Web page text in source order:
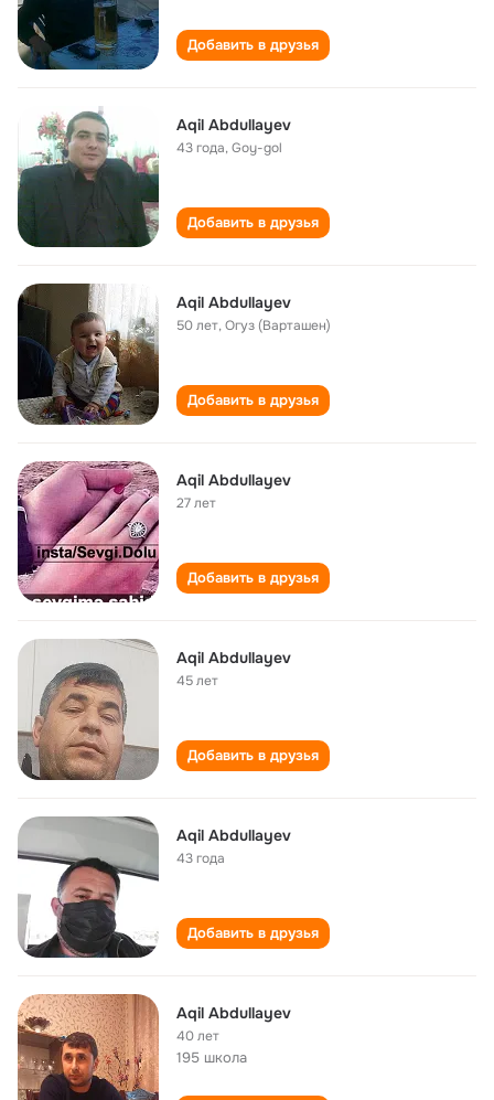
Добавить в друзья
Aqil Abdullayev
43 года,Goy-gol
Добавить в друзья
Aqil Abdullayev
50 лет,Огуз (Варташен)
Добавить в друзья
Aqil Abdullayev
27 лет
Добавить в друзья
Aqil Abdullayev
45 лет
Добавить в друзья
Aqil Abdullayev
43 года
Добавить в друзья
Aqil Abdullayev
40 лет
195 школа